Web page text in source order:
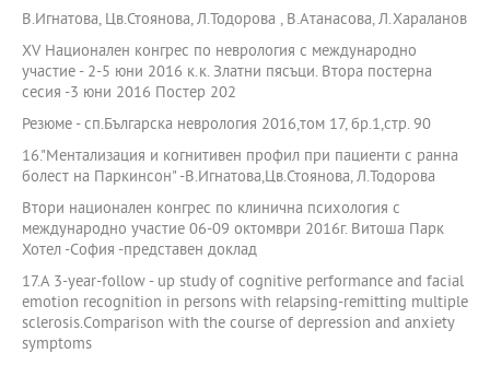
В.Игнатова, Цв.Стоянова, Л.Тодорова , В.Атанасова, Л.Хараланов
XV Национален конгрес по неврология с международно
участие - 2-5 юни 2016 к.к. Златни пясъци. Втора постерна
сесия -3 юни 2016 Постер 202
Резюме - сп.Българска неврология 2016,том 17, бр.1,стр. 90
16."Ментализация и когнитивен профил при пациенти с ранна
болест на Паркинсон" -В.Игнатова,Цв.Стоянова, Л.Тодорова
Втори национален конгрес по клинична психология с
международно участие 06-09 октомври 2016г. Витоша Парк
Хотел -София -представен доклад
17.A 3-year-follow - up study of cognitive performance and facial
emotion recognition in persons with relapsing-remitting multiple
sclerosis.Comparison with the course of depression and anxiety
symptoms